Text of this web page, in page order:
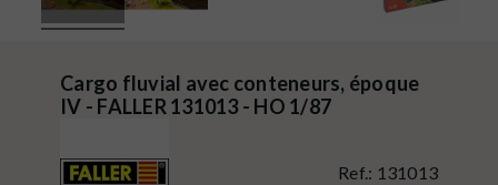
Cargo fluvial avec conteneurs, époque
IV - FALLER 131013 - HO 1/87
Ref.: 131013